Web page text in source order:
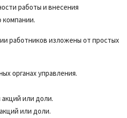
работы и внесения
работников изложены от простых
органах управления.
или доли.
или доли.